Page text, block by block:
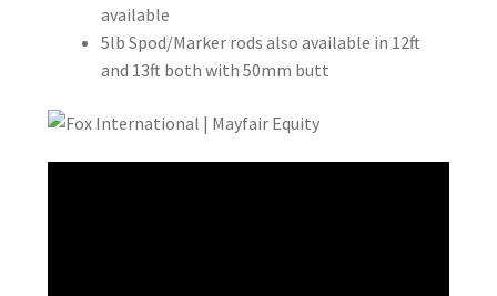
available
5lb Spod/Marker rods also available in 12ft
and 13ft both with 50mm butt